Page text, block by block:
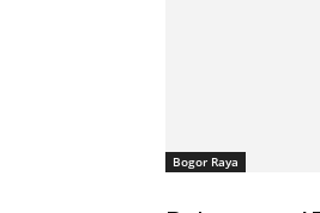
Bogor Raya